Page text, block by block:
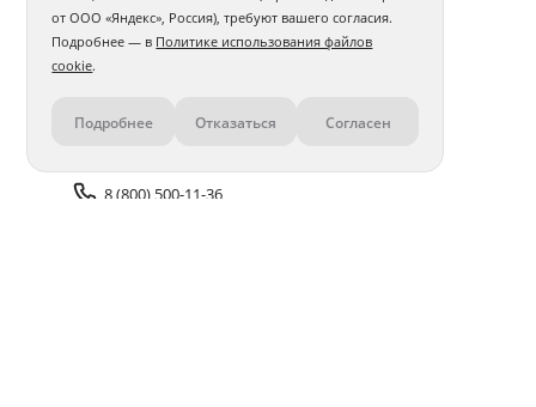
Контакты
8 (800) 500-11-36
от ООО «Яндекс», Россия), требуют вашего согласия.
Подробнее — в Политике использования файлов
cookie.
Подробнее Отказаться Согласен